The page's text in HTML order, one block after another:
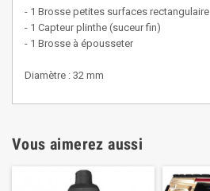
- 1 Brosse petites surfaces rectangulaire
- 1 Capteur plinthe (suceur fin)
- 1 Brosse à épousseter
Diamètre : 32 mm
Vous aimerez aussi